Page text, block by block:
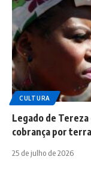
CULTURA
Legado de
cobrança por
25 de julho de 2026